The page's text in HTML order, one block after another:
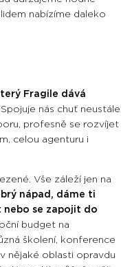
nabízíme daleko
Fragile dává
nás chuť neustále
profesně se rozvíjet
celou agenturu i
Vše záleží jen na
nápad, dáme ti
se zapojit do
budget na
školení, konference
nějaké oblasti opravdu